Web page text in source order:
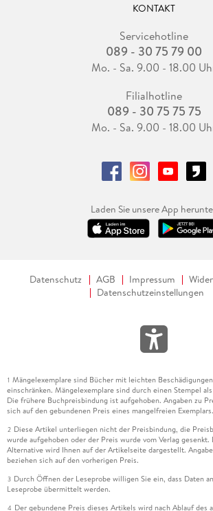
KONTAKT
Servicehotline
089 - 30 75 79 00
Mo. - Sa. 9.00 - 18.00
Filialhotline
089 - 30 75 75 75
Mo. - Sa. 9.00 - 18.00
Laden Sie unsere App
Datenschutz AGB Impressum
Datenschutzeinstellungen
1 Mängelexemplare sind Bücher mit leichten
einschränken. Mängelexemplare sind durch einen Stempel
Die frühere Buchpreisbindung ist aufgehoben. Angaben zu
sich auf den gebundenen Preis eines mangelfreien Exemplars.
2 Diese Artikel unterliegen nicht der Preisbindung, die
wurde aufgehoben oder der Preis wurde vom Verlag
Alternative wird Ihnen auf der Artikelseite dargestellt.
beziehen sich auf den vorherigen Preis.
3 Durch Öffnen der Leseprobe willigen Sie ein, dass Daten
Leseprobe übermittelt werden.
4 Der gebundene Preis dieses Artikels wird nach Ablauf des